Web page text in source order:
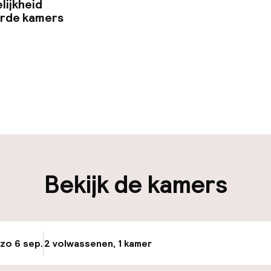
kamers
op eigen
Openbaar
Bekijk de kamers
6 sep.2 volwassenen, 1 kamer